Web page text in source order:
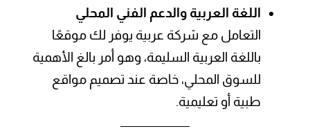
اللغة العربية والدعم الفني المحلي
التعامل مع شركة عربية يوفر لك موقعًا
باللغة العربية السليمة، وهو أمر بالغ الأهمية
للسوق المحلي، خاصة عند تصميم مواقع
طبية أو تعليمية.